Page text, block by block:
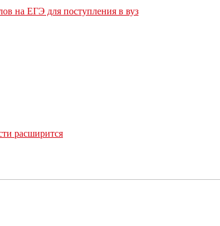
на ЕГЭ для поступления в вуз
расширится